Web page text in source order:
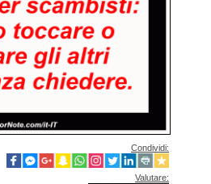
Condividi:
Valutare: